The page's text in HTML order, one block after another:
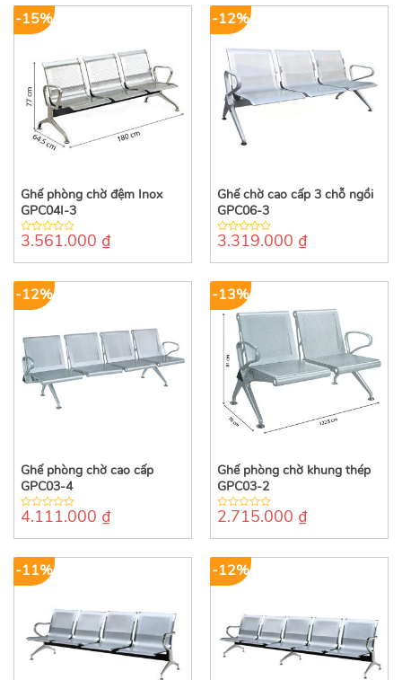
-15%
Ghế phòng chờ đệm Inox
GPC04I-3
0
of
3.561.000 ₫
-12%
Ghế chờ cao cấp 3 chỗ ngồi
GPC06-3
0
of
3.319.000 ₫
-12%
Ghế phòng chờ cao cấp
GPC03-4
0
of
4.111.000 ₫
-13%
Ghế phòng chờ khung thép
GPC03-2
0
of
2.715.000 ₫
-11% -12%